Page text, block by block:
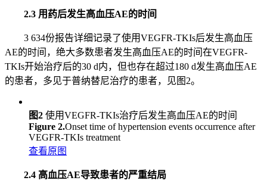
2.3 用药后发生高血压AE的时间
3 634份报告详细记录了使用VEGFR-TKIs后发生高血压
AE的时间，绝大多数患者发生高血压AE的时间在VEGFR-
TKIs开始治疗后的30 d内，但也存在超过180 d发生高血压AE
的患者，多见于普纳替尼治疗的患者，见图2。
图2 使用VEGFR-TKIs治疗后发生高血压AE的时间
Figure 2.Onset time of hypertension events occurrence after
VEGFR-TKIs treatment
查看原图
2.4 高血压AE导致患者的严重结局